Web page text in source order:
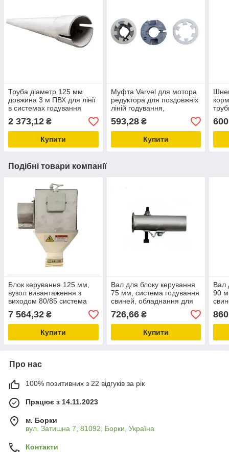
Труба діаметр 125 мм
довжина 3 м ПВХ для лінії
в системах годування
свиней, обладнання та
запчастини для
свиноферм
2 373,12 ₴
Купити
Муфта Varvel для мотора
редуктора для поздовжніх
ліній годування,
утримання свиней і птиці
KG5.019
593,28₴
Купити
600
Подібні товари компанії
Блок керування 125 мм,
вузол вивантаження з
виходом 80/85 система
обладнання для
свинарників
7 564,32 ₴
Купити
Вал для блоку керування
75 мм, система годування
свиней, обладнання для
726,66₴
Купити
Вал
90
Про нас
100% позитивних з 22 відгуків за рік
Працює з 14.11.2023
м. Борки
вул. Затишна 7, 81092, Борки, Україна
Контакти